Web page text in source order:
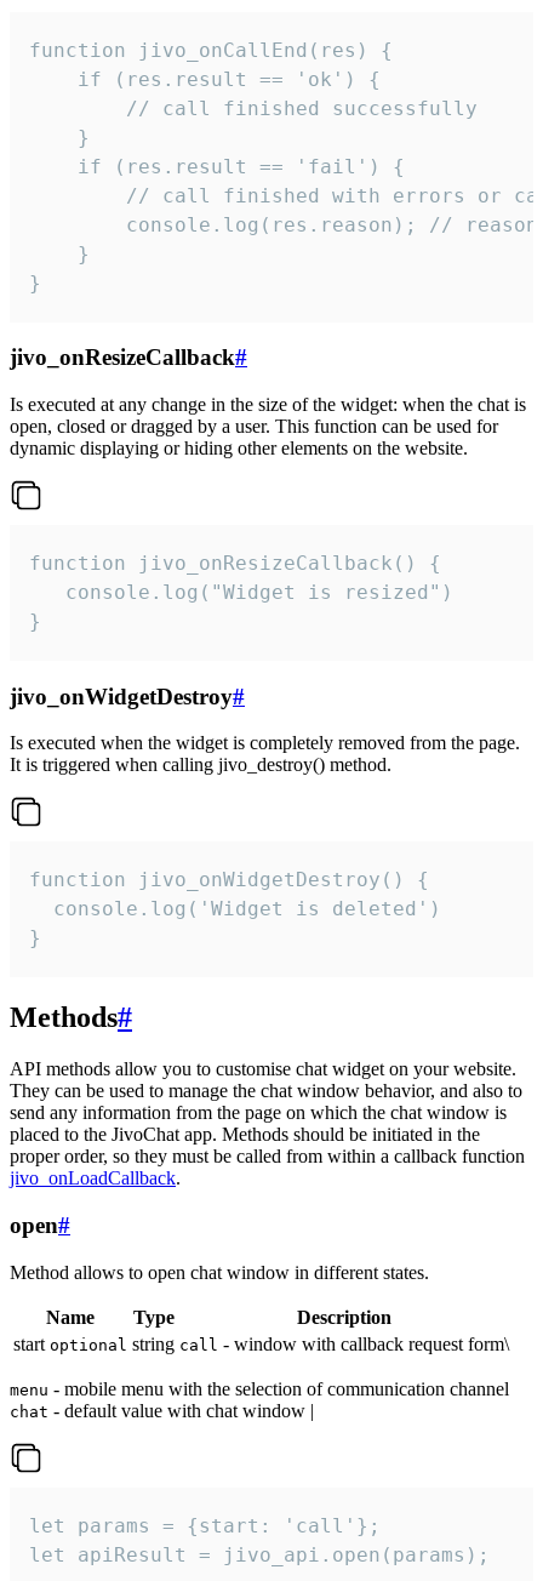
function jivo_onCallEnd(res) {
    if (res.result == 'ok') {
        // call finished successfully
    }
    if (res.result == 'fail') {
// call finished with errors or
console.log(res.reason); //
    }
}
jivo_onResizeCallback#
Is executed at any change in the size of the widget: when the chat is
open, closed or dragged by a user. This function can be used for
dynamic displaying or hiding other elements on the website.
function jivo_onResizeCallback() {
   console.log("Widget is resized")
}
jivo_onWidgetDestroy#
Is executed when the widget is completely removed from the page.
It is triggered when calling jivo_destroy() method.
function jivo_onWidgetDestroy() {
  console.log('Widget is deleted')
}
Methods#
API methods allow you to customise chat widget on your website.
They can be used to manage the chat window behavior, and also to
send any information from the page on which the chat window is
placed to the JivoChat app. Methods should be initiated in the
proper order, so they must be called from within a callback function
jivo_onLoadCallback.
open#
Method allows to open chat window in different states.
Name Type
Description
start optional string call - window with callback request form\
menu - mobile menu with the selection of communication channel
chat - default value with chat window |
let params = {start: 'call'};
let apiResult = jivo_api.open(params);